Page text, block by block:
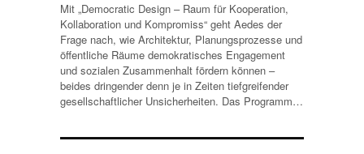
Mit „Democratic Design – Raum für Kooperation,
Kollaboration und Kompromiss“ geht Aedes der
Frage nach, wie Architektur, Planungsprozesse und
öffentliche Räume demokratisches Engagement
und sozialen Zusammenhalt fördern können –
beides dringender denn je in Zeiten tiefgreifender
gesellschaftlicher Unsicherheiten. Das Programm…